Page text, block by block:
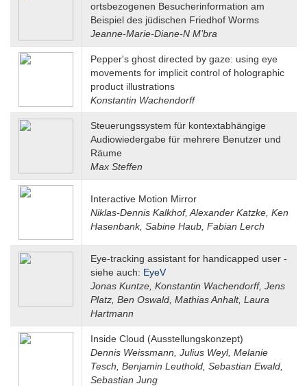
ortsbezogenen Besucherinformation am
Beispiel des jüdischen Friedhof Worms
Jeanne-Marie-Diane-N M’bra
Pepper's ghost directed by gaze: using eye
movements for implicit control of holographic
product illustrations
Konstantin Wachendorff
Steuerungssystem für kontextabhängige
Audiowiedergabe für mehrere Benutzer und
Räume
Max Steffen
Interactive Motion Mirror
Niklas-Dennis Kalkhof, Alexander Katzke, Ken
Hasenbank, Sabine Haub, Fabian Lerch
Eye-tracking assistant for handicapped user -
siehe auch: EyeV
Jonas Kuntze, Konstantin Wachendorff, Jens
Platz, Ben Oswald, Mathias Anhalt, Laura
Hartmann
Inside Cloud (Ausstellungskonzept)
Dennis Weissmann, Julius Weyl, Melanie
Tesch, Benjamin Leuthold, Sebastian Ewald,
Sebastian Jung